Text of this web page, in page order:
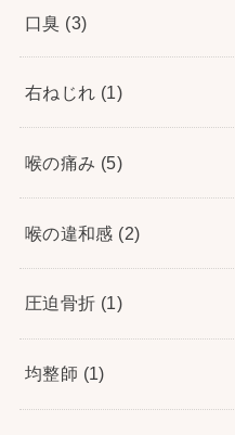
口臭 (3)
右ねじれ (1)
喉の痛み (5)
喉の違和感 (2)
圧迫骨折 (1)
均整師 (1)